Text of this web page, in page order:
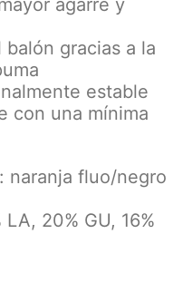
agarre y
gracias a la
estable
con una mínima
naranja fluo/negro
20% GU, 16%